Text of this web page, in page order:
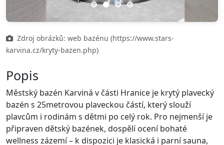
Zdroj obrázků: web bazénu (https://www.stars-
karvina.cz/kryty-bazen.php)
Popis
Městský bazén Karviná v části Hranice je krytý plavecký
bazén s 25metrovou plaveckou částí, který slouží
plavcům i rodinám s dětmi po celý rok. Pro nejmenší je
připraven dětský bazének, dospělí ocení bohaté
wellness zázemí – k dispozici je klasická i parní sauna,